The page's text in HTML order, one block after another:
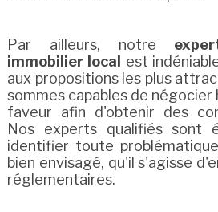
Par ailleurs, notre
immobilier local
est
aux propositions les plus
sommes capables de
faveur afin d'obtenir des
Nos experts qualifiés sont
identifier toute
bien envisagé, qu'il s'agisse
réglementaires.